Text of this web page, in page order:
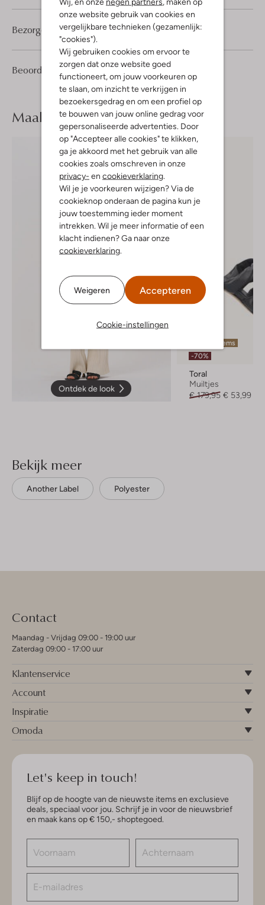
onze website gebruik van cookies en
vergelijkbare technieken (gezamenlijk:
"cookies").
Wij gebruiken cookies om ervoor te
zorgen dat onze website goed
functioneert, om jouw voorkeuren op
te slaan, om inzicht te verkrijgen in
bezoekersgedrag en om een profiel op
te bouwen van jouw online gedrag voor
gepersonaliseerde advertenties. Door
op "Accepteer alle cookies" te klikken,
ga je akkoord met het gebruik van alle
cookies zoals omschreven in onze
privacy- en cookieverklaring.
Wil je je voorkeuren wijzigen? Via de
cookieknop onderaan de pagina kun je
jouw toestemming ieder moment
intrekken. Wil je meer informatie of een
klacht indienen? Ga naar onze
cookieverklaring.
Weigeren Accepteren
Cookie-instellingen
Beoordelingen (1) 3/5
1
3
Sterren
Bezorgen & retourneren
Maak jelook compleet
Ontdek de look
Laatste items
-70%
Toral
Muiltjes
€ 179,95 € 53,99
Bekijk meer
Another Label Polyester
Contact
Maandag - Vrijdag 09:00 - 19:00 uur
Zaterdag 09:00 - 17:00 uur
Klantenservice
Account
Inspiratie
Omoda
Let's keep in touch!
Blijf op de hoogte van de nieuwste items en exclusieve
deals, speciaal voor jou. Schrijf je in voor de nieuwsbrief
en maak kans op € 150,- shoptegoed.